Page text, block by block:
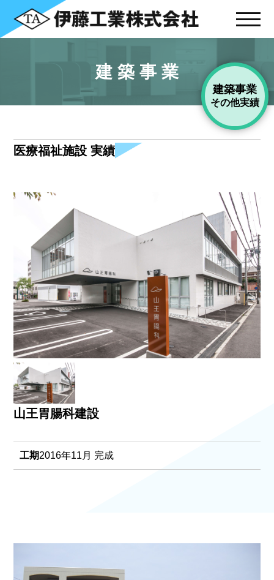
建築事業
建築事業
その他実績
医療福祉施設 実績
山王胃腸科建設
工期2016年11月 完成